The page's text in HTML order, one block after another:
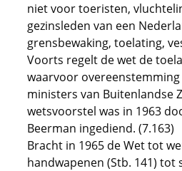
niet voor toeristen,
gezinsleden van een
grensbewaking, toelating,
Voorts regelt de wet de
waarvoor
ministers van Buitenlandse
wetsvoorstel was in 1963
Beerman ingediend. (7.163)
Bracht in 1965 de Wet tot
handwapenen (Stb. 141)